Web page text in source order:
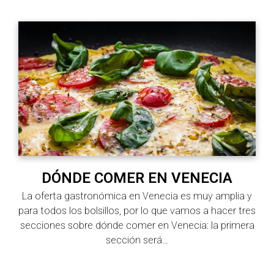
DÓNDE COMER EN VENECIA
La oferta gastronómica en Venecia es muy amplia y
para todos los bolsillos, por lo que vamos a hacer tres
secciones sobre dónde comer en Venecia: la primera
sección será…